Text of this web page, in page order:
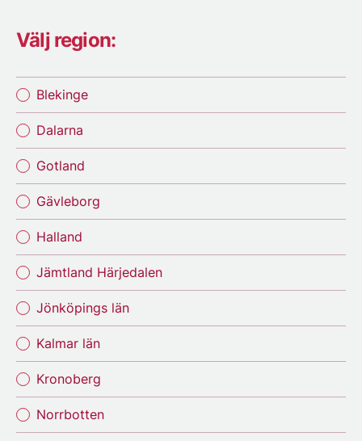
Välj region:
Blekinge
Dalarna
Gotland
Gävleborg
Halland
Jämtland Härjedalen
Jönköpings län
Kalmar län
Kronoberg
Norrbotten